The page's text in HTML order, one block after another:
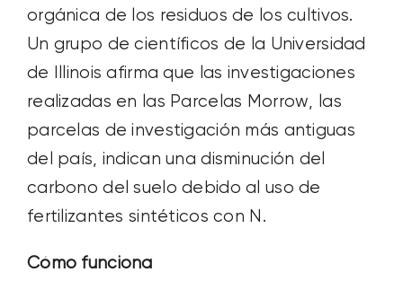
orgánica de los residuos de los cultivos.
Un grupo de científicos de la Universidad
de Illinois afirma que las investigaciones
realizadas en las Parcelas Morrow, las
parcelas de investigación más antiguas
del país, indican una disminución del
carbono del suelo debido al uso de
fertilizantes sintéticos con N.
Cómo funciona